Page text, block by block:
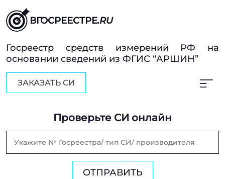
ВГОСРЕЕСТРЕ.RU
Госреестр средств измерений РФ на
основании сведений из ФГИС “АРШИН”
ЗАКАЗАТЬ СИ
Проверьте СИ онлайн
ОТПРАВИТЬ